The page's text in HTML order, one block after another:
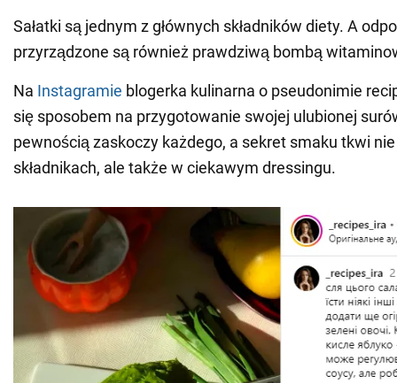
Sałatki są jednym z głównych składników diety. A
przyrządzone są również prawdziwą bombą
Na Instagramie blogerka kulinarna o pseudonimie
się sposobem na przygotowanie swojej ulubionej
pewnością zaskoczy każdego, a sekret smaku tkwi
składnikach, ale także w ciekawym dressingu.